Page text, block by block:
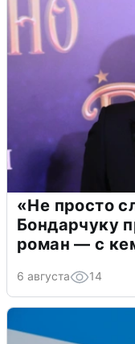
«Не просто
Бондарчуку
роман — с
6 августа 14